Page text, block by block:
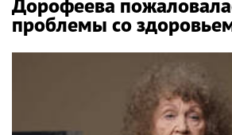
проблемы со